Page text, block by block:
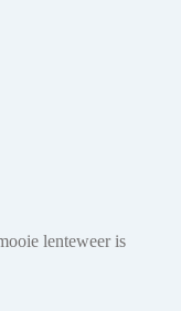
lenteweer is